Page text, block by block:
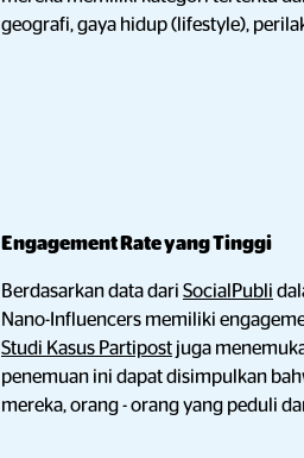
geografi, gaya hidup (lifestyle),
Engagement Rate yang Tinggi
Berdasarkan data dari SocialPubli
Nano-Influencers memiliki
Studi Kasus Partipost juga
penemuan ini dapat disimpulkan
mereka, orang - orang yang peduli